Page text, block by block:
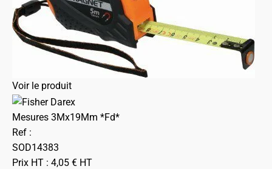
Voir le produit
Mesures 3Mx19Mm *Fd*
Ref :
SOD14383
Prix HT : 4,05 € HT